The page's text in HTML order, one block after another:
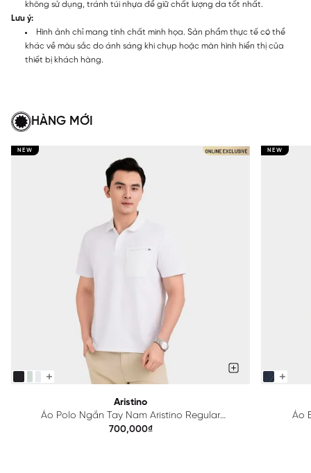
không sử dụng, tránh túi nhựa để giữ chất lượng da tốt nhất.
Lưu ý:
Hình ảnh chỉ mang tính chất minh họa. Sản phẩm thực tế có thể
khác về màu sắc do ánh sáng khi chụp hoặc màn hình hiển thị của
thiết bị khách hàng.
HÀNG MỚI
NEW
Aristino
Áo Polo Ngắn Tay Nam Aristino Regular
APS615EDP01
700,000₫
NEW
Áo